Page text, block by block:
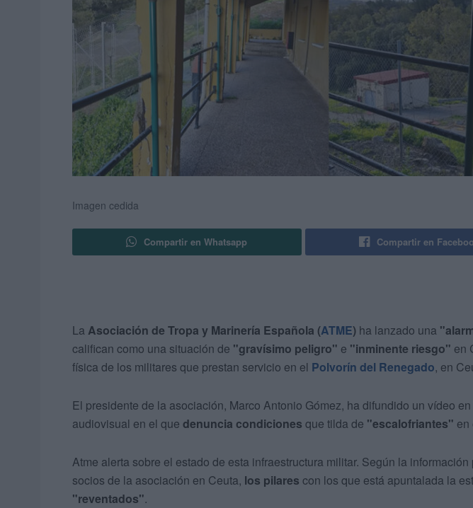
Imagen cedida
Compartir en Whatsapp Compartir en
La Asociación de Tropa y Marinería Española (ATME) ha lanzado una
califican como una situación de "gravísimo peligro" e "inminente riesgo" en
física de los militares que prestan servicio en el Polvorín del Renegado, en
El presidente de la asociación, Marco Antonio Gómez, ha difundido un vídeo en
audiovisual en el que denuncia condiciones que tilda de "escalofriantes" en
Atme alerta sobre el estado de esta infraestructura militar. Según la
socios de la asociación en Ceuta, los pilares con los que está apuntalada la
"reventados".